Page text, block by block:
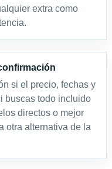
extra como
si el precio, fechas y
buscas todo incluido
directos o mejor
otra alternativa de la